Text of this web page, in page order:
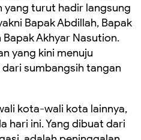
yang turut hadir langsung
Bapak Abdillah, Bapak
Akhyar Nasution.
yang kini menuju
sumbangsih tangan
kota-wali kota lainnya,
hari ini. Yang dibuat dari